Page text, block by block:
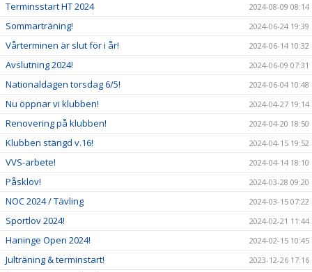
Terminsstart HT 2024 2024-08-09 08:14
Sommarträning! 2024-06-24 19:39
Vårterminen är slut för i år! 2024-06-14 10:32
Avslutning 2024! 2024-06-09 07:31
Nationaldagen torsdag 6/5! 2024-06-04 10:48
Nu öppnar vi klubben! 2024-04-27 19:14
Renovering på klubben! 2024-04-20 18:50
Klubben stängd v.16! 2024-04-15 19:52
VVS-arbete! 2024-04-14 18:10
Påsklov! 2024-03-28 09:20
NOC 2024 / Tävling 2024-03-15 07:22
Sportlov 2024! 2024-02-21 11:44
Haninge Open 2024! 2024-02-15 10:45
Julträning & terminstart! 2023-12-26 17:16